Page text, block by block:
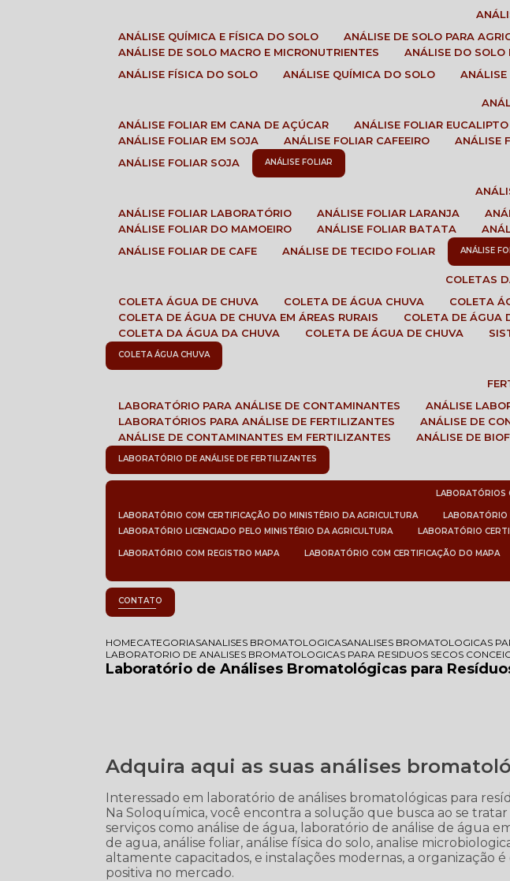
ANÁLISE QUÍMICA E FÍSICA DO SOLO
ANÁLISE DE SOLO PARA
ANÁLISE DE SOLO MACRO E MICRONUTRIENTES
ANÁLISE DO
ANÁLISE FÍSICA DO SOLO
ANÁLISE QUÍMICA DO SOLO
ANÁLISE FOLIAR EM CANA DE AÇÚCAR
ANÁLISE FOLIAR EUCALIPTO
ANÁLISE FOLIAR EM SOJA
ANÁLISE FOLIAR CAFEEIRO
ANÁLISE FOLIAR SOJA
ANÁLISE FOLIAR
ANÁLISE FOLIAR LABORATÓRIO
ANÁLISE FOLIAR LARANJA
ANÁLISE FOLIAR DO MAMOEIRO
ANÁLISE FOLIAR BATATA
ANÁLISE FOLIAR DE CAFE
ANÁLISE DE TECIDO FOLIAR ANÁLISE
COLETAS
COLETA ÁGUA DE CHUVA
COLETA DE ÁGUA CHUVA COLETA
COLETA DE ÁGUA DE CHUVA EM ÁREAS RURAIS
COLETA DE ÁGUA
COLETA DA ÁGUA DA CHUVA
COLETA DE ÁGUA DE CHUVA
COLETA ÁGUA CHUVA
LABORATÓRIO PARA ANÁLISE DE CONTAMINANTES
ANÁLISE
LABORATÓRIOS PARA ANÁLISE DE FERTILIZANTES
ANÁLISE DE
ANÁLISE DE CONTAMINANTES EM FERTILIZANTES
ANÁLISE DE
LABORATÓRIO DE ANÁLISE DE FERTILIZANTES
LABORATÓRIO COM CERTIFICAÇÃO DO MINISTÉRIO DA AGRICULTURA
LABORATÓRIO LICENCIADO PELO MINISTÉRIO DA AGRICULTURA
LABORATÓRIO
LABORATÓRIO COM REGISTRO MAPA LABORATÓRIO COM CERTIFICAÇÃO DO MAPA
CONTATO
HOMECATEGORIASANALISES BROMATOLOGICASANALISES BROMATOLOGICAS
LABORATORIO DE ANALISES BROMATOLOGICAS PARA RESIDUOS SECOS
Laboratório de Análises Bromatológicas para
Adquira aqui as suas análises
Interessado em laboratório de análises bromatológicas para
Na Soloquímica, você encontra a solução que busca ao se tratar
serviços como análise de água, laboratório de análise de água
de agua, análise foliar, análise física do solo, analise
altamente capacitados, e instalações modernas, a organização
positiva no mercado.